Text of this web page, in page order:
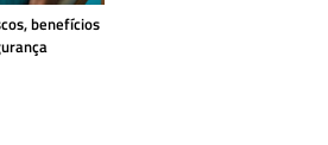
benefícios